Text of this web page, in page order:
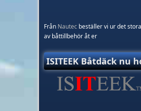
Från Nautec beställer vi ur det
av båttillbehör åt er
ISITEEK Båtdäck nu